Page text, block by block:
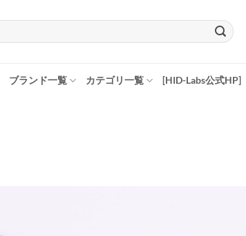
ブランド一覧 カテゴリ一覧 [HID-Labs公式HP]